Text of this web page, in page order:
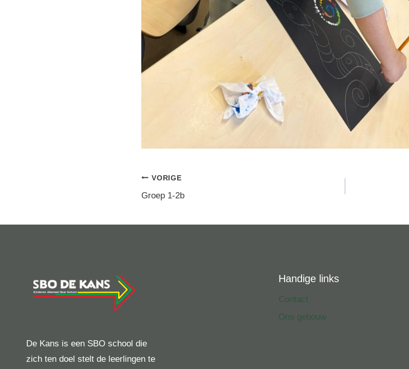
Berichtnavigatie
VORIGE
Groep 1-2b
De Kans is een SBO school die
zich ten doel stelt de leerlingen te
Handige links
Contact
Ons gebouw